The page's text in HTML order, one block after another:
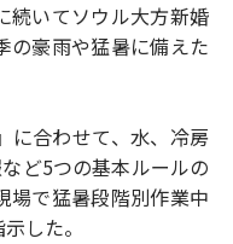
続いてソウル大方新婚
の豪雨や猛暑に備えた
に合わせて、水、冷房
ど5つの基本ルールの
場で猛暑段階別作業中
した。